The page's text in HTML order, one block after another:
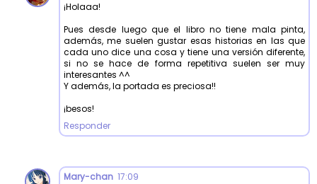
¡Holaaa!
Pues desde luego que el libro no tiene mala pinta,
además, me suelen gustar esas historias en las que
cada uno dice una cosa y tiene una versión diferente,
si no se hace de forma repetitiva suelen ser muy
interesantes ^^
Y además, la portada es preciosa!!
¡besos!
Responder
Mary-chan 17:09